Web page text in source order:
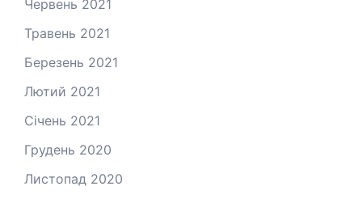
Червень 2021
Травень 2021
Березень 2021
Лютий 2021
Січень 2021
Грудень 2020
Листопад 2020